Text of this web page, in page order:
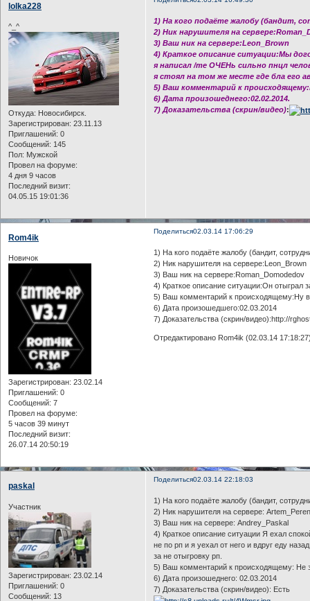
lolka228
^_^
Откуда: Новосибирск.
Зарегистрирован: 23.11.13
Приглашений: 0
Сообщений: 145
Пол: Мужской
Провел на форуме:
4 дня 9 часов
Последний визит:
04.05.15 19:01:36
1) На кого подаёте жалобу (бандит,
2) Ник нарушителя на
3) Ваш ник на сервере:Leon_Brown
4) Краткое описание ситуации:Мы
я написал /me ОЧЕНь сильно пнцл
я стоял на том же месте где бла его
5) Ваш комментарий к
6) Дата произошеднего:02.02.2014.
7) Доказательства (скрин/видео):
Поделиться02.03.14 17:06:29
Rom4ik
Новичок
Зарегистрирован: 23.02.14
Приглашений: 0
Сообщений: 7
Провел на форуме:
5 часов 39 минут
Последний визит:
26.07.14 20:50:19
1) На кого подаёте жалобу (бандит,
2) Ник нарушителя на сервере:Leon_Brown
3) Ваш ник на сервере:Roman_Domodedov
4) Краткое описание ситуации:Он отыграл
5) Ваш комментарий к происходящему:Ну
6) Дата произошедшего:02.03.2014
7) Доказательства (скрин/видео):http://
Отредактировано Rom4ik (02.03.14
Поделиться02.03.14 22:18:03
paskal
Участник
Зарегистрирован: 23.02.14
Приглашений: 0
Сообщений: 13
1) На кого подаёте жалобу (бандит,
2) Ник нарушителя на сервере:
3) Ваш ник на сервере: Andrey_Paskal
4) Краткое описание ситуации Я ехал
не по рп и я уехал от него и вдруг еду
за не отыгровку рп.
5) Ваш комментарий к происходящему: Не
6) Дата произошеднего: 02.03.2014
7) Доказательства (скрин/видео): Есть